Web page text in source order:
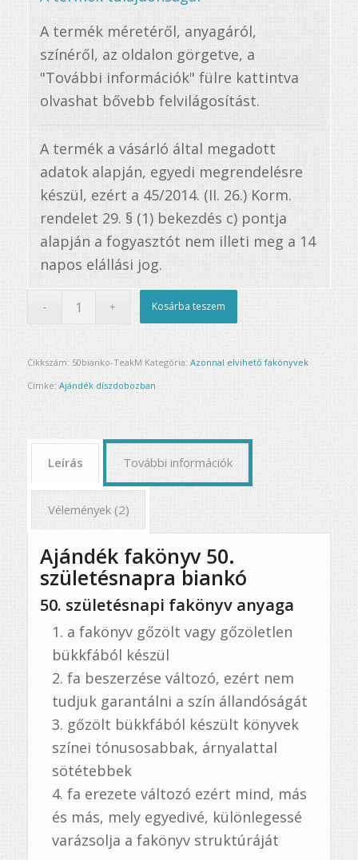
A termék méretéről, anyagáról,
színéről, az oldalon görgetve, a
"További információk" fülre kattintva
olvashat bővebb felvilágosítást.
A termék a vásárló által megadott
adatok alapján, egyedi megrendelésre
készül, ezért a 45/2014. (II. 26.) Korm.
rendelet 29. § (1) bekezdés c) pontja
alapján a fogyasztót nem illeti meg a 14
napos elállási jog.
Kosárba teszem
Cikkszám: 50bianko-TeakM Kategória: Azonnal elvihető fakönyvek
Címke: Ajándék díszdobozban
Leírás További információk
Vélemények (2)
Ajándék fakönyv 50.
születésnapra biankó
50. születésnapi fakönyv anyaga
a fakönyv gőzölt vagy gőzöletlen
bükkfából készül
fa beszerzése változó, ezért nem
tudjuk garantálni a szín állandóságát
gőzölt bükkfából készült könyvek
színei tónusosabbak, árnyalattal
sötétebbek
fa erezete változó ezért mind, más
és más, mely egyedivé, különlegessé
varázsolja a fakönyv struktúráját